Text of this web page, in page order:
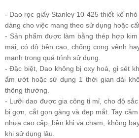
- Dao rọc giấy Stanley 10-425 thiết kế
dàng cho việc mang theo sử dụng hoặc
- Sản phẩm được làm bằng thép hợp
mái, có độ bền cao, chống cong vênh
mạnh trong quá trình sử dụng.
- Đặc biệt, Dao không bị oxy hoá, gỉ sét
ẩm ướt hoặc sử dụng 1 thời gian dài
thông thường.
- Lưỡi dao được gia công tỉ mỉ, cho độ
bị gợn, cắt gọn gàng và đẹp mắt. Tay
nhựa cao cấp, bền khi va chạm, không
khi sử dụng lâu.